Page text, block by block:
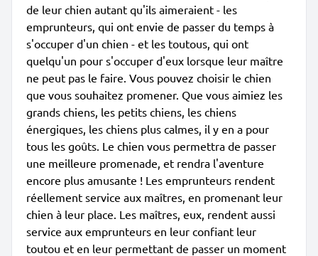
de leur chien autant qu'ils aimeraient - les
emprunteurs, qui ont envie de passer du temps à
s'occuper d'un chien - et les toutous, qui ont
quelqu'un pour s'occuper d'eux lorsque leur maître
ne peut pas le faire. Vous pouvez choisir le chien
que vous souhaitez promener. Que vous aimiez les
grands chiens, les petits chiens, les chiens
énergiques, les chiens plus calmes, il y en a pour
tous les goûts. Le chien vous permettra de passer
une meilleure promenade, et rendra l'aventure
encore plus amusante ! Les emprunteurs rendent
réellement service aux maîtres, en promenant leur
chien à leur place. Les maîtres, eux, rendent aussi
service aux emprunteurs en leur confiant leur
toutou et en leur permettant de passer un moment